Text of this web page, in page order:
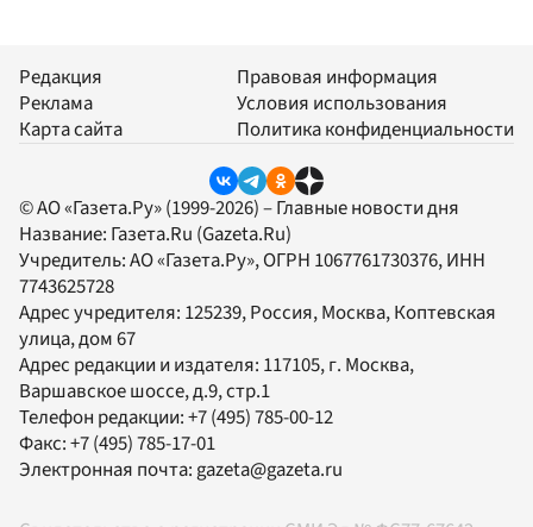
Редакция
Реклама
Карта сайта
Правовая информация
Условия использования
Политика конфиденциальности
© АО «Газета.Ру» (1999-2026) – Главные новости дня
Название: Газета.Ru (Gazeta.Ru)
Учредитель:АО «Газета.Ру», ОГРН 1067761730376, ИНН
7743625728
Адрес учредителя: 125239, Россия, Москва, Коптевская
улица, дом 67
Адрес редакции и издателя: 117105, г. Москва,
Варшавское шоссе, д.9, стр.1
Телефон редакции:+7 (495) 785-00-12
Факс:+7 (495) 785-17-01
Электронная почта:gazeta@gazeta.ru